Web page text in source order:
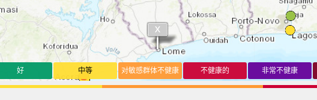
好 中等 对敏感群体不健康 不健康的 非常不健康